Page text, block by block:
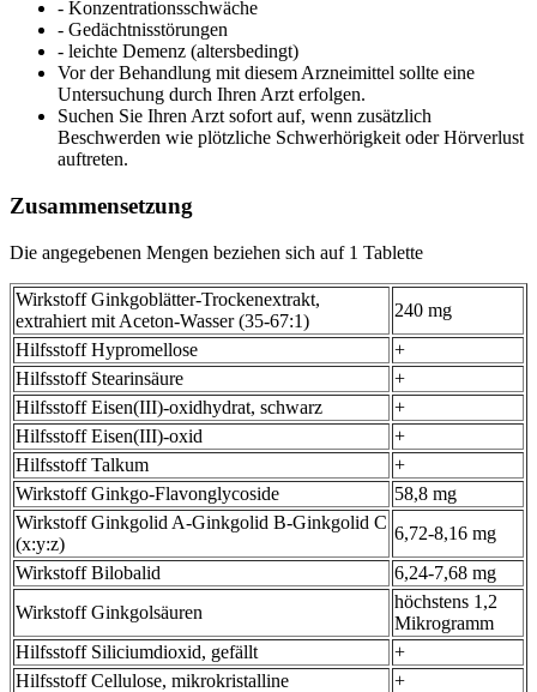
- Konzentrationsschwäche
- Gedächtnisstörungen
- leichte Demenz (altersbedingt)
Vor der Behandlung mit diesem Arzneimittel sollte eine
Untersuchung durch Ihren Arzt erfolgen.
Suchen Sie Ihren Arzt sofort auf, wenn zusätzlich
Beschwerden wie plötzliche Schwerhörigkeit oder Hörverlust
auftreten.
Zusammensetzung
Die angegebenen Mengen beziehen sich auf 1 Tablette
Wirkstoff Ginkgoblätter-Trockenextrakt,
extrahiert mit Aceton-Wasser (35-67:1)
240 mg
Hilfsstoff Hypromellose
+
Hilfsstoff Stearinsäure
+
Hilfsstoff Eisen(III)-oxidhydrat, schwarz
+
Hilfsstoff Eisen(III)-oxid
+
Hilfsstoff Talkum
+
Wirkstoff Ginkgo-Flavonglycoside
58,8 mg
Wirkstoff Ginkgolid A-Ginkgolid B-Ginkgolid C
(x:y:z)
6,72-8,16 mg
Wirkstoff Bilobalid
6,24-7,68 mg
Wirkstoff Ginkgolsäuren
höchstens 1,2
Mikrogramm
Hilfsstoff Siliciumdioxid, gefällt
+
Hilfsstoff Cellulose, mikrokristalline
+